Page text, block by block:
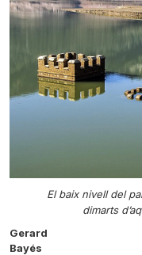
El baix nivell del
dimarts
Gerard
Bayés